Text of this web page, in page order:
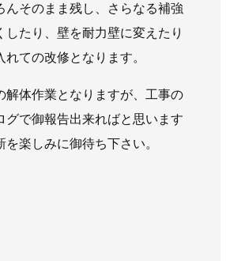
アルバイト採用 中途採用
んそのまま残し、さらなる補強
したり、壁を耐力壁に変えたり
ての改修となります。
解体作業となりますが、工事の
グで御報告出来ればと思います
楽しみに御待ち下さい。